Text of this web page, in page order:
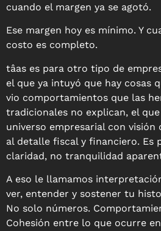
cuando el margen ya se agotó.
Ese margen hoy es mínimo. Y
costo es completo.
tâas es para otro tipo de
el que ya intuyó que hay cosas
vio comportamientos que las
tradicionales no explican, el
universo empresarial con
al detalle fiscal y financiero. Es
claridad, no tranquilidad
A eso le llamamos
ver, entender y sostener tu
No solo números.
Cohesión entre lo que ocurre